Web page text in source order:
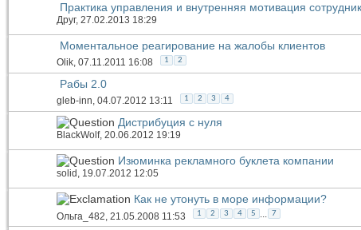
Практика управления и внутренняя мотивация
Друг, 27.02.2013 18:29
Моментальное реагирование на жалобы клиентов
Olik, 07.11.2011 16:08 1 2
Рабы 2.0
gleb-inn, 04.07.2012 13:11 1 2 3 4
Дистрибуция с нуля
BlackWolf, 20.06.2012 19:19
Изюминка рекламного буклета компании
solid , 19.07.2012 12:05
Как не утонуть в море информации?
Ольга_482, 21.05.2008 11:53 1 2 3 4 5 ... 7